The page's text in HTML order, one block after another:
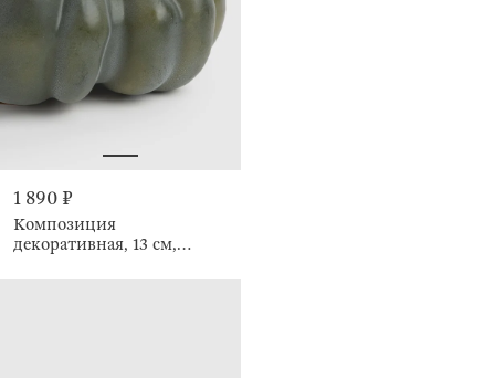
1 890 ₽
Композиция
декоративная, 13 см,